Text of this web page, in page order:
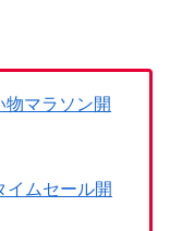
物マラソン開
イムセール開